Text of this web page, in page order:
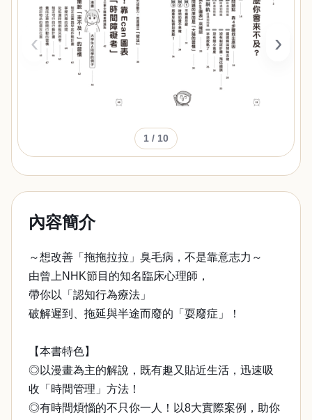
‹ ›
1 / 10
內容簡介
～想改善「拖拖拉拉」臭毛病，不是靠意志力～
由曾上NHK節目的知名臨床心理師，
帶你以「認知行為療法」
破解遲到、拖延與半途而廢的「耍廢症」！
【本書特色】
◎以漫畫為主的解說，既有趣又貼近生活，迅速吸
收「時間管理」方法！
◎有時間煩惱的不只你一人！以8大實際案例，助你